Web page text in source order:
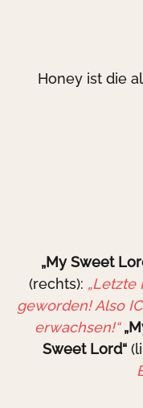
Honey ist die
„My Sweet
(rechts): „Letzte
geworden! Also
erwachsen!“
Sweet Lord“